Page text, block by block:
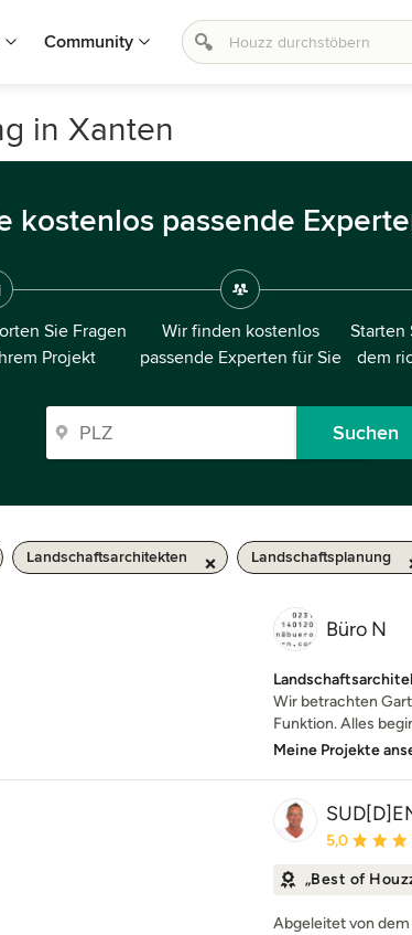
Community
in Xanten
kostenlos passende
Sie Fragen
Projekt
Wir finden kostenlos
passende Experten für Sie
Starten
dem
Suchen
Landschaftsarchitekten Landschaftsplanung
Büro N
Wir betrachten
Funktion. Alles
Meine Projekte
5,0
„Best of
Abgeleitet von